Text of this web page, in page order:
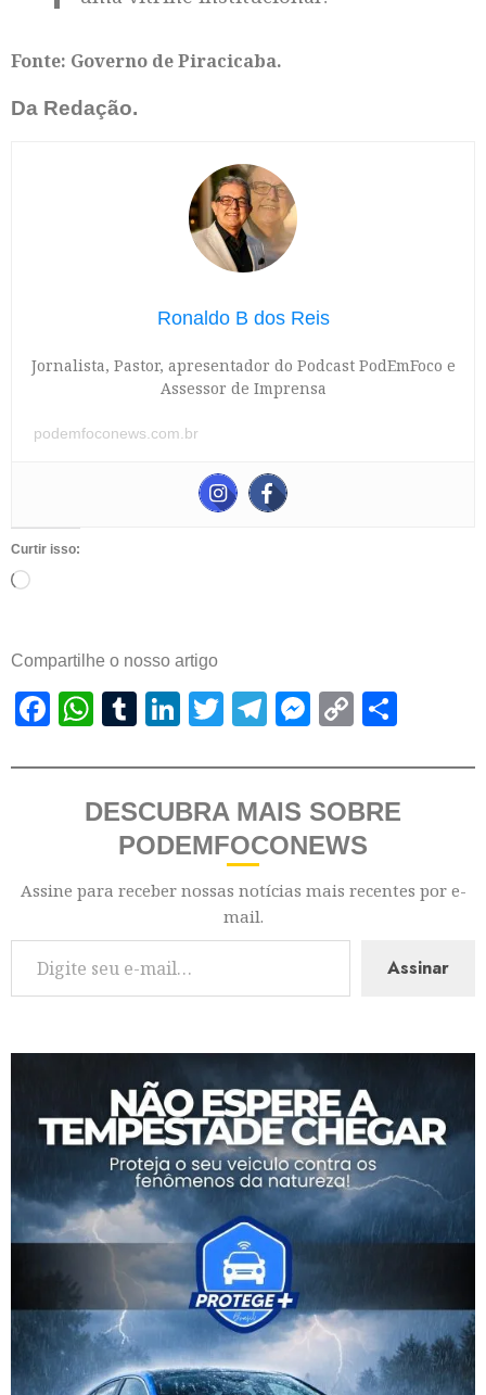
Fonte: Governo de Piracicaba.
Da Redação.
Ronaldo B dos Reis
Jornalista, Pastor, apresentador do Podcast PodEmFoco e
Assessor de Imprensa
podemfoconews.com.br
Curtir isso:
Compartilhe o nosso artigo
Facebook
WhatsApp
Tumblr
LinkedIn
Twitter
Telegram
Messenger
Copy
DESCUBRA MAIS SOBRE
PODEMFOCONEWS
Assine para receber nossas notícias mais recentes por e-
mail.
Assinar